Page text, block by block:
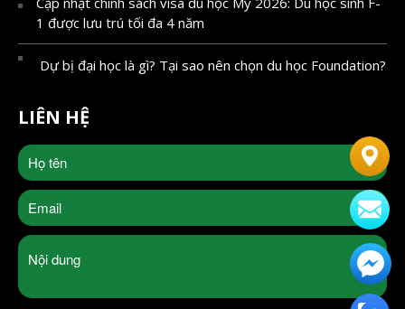
1 được lưu trú tối đa 4 năm
Dự bị đại học là gì? Tại sao nên chọn du học Foundation?
LIÊN HỆ